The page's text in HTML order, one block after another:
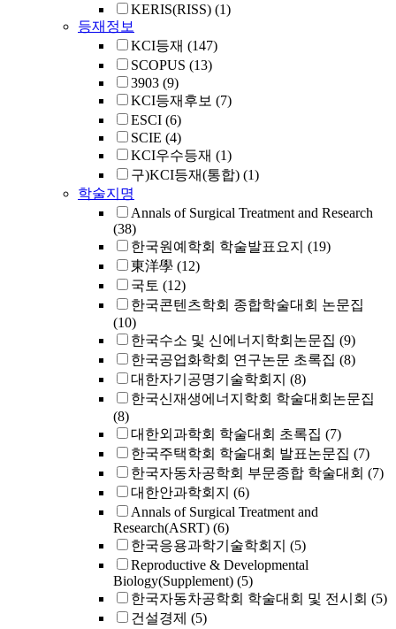
KERIS(RISS) (1)
등재정보
KCI등재 (147)
SCOPUS (13)
3903 (9)
KCI등재후보 (7)
ESCI (6)
SCIE (4)
KCI우수등재 (1)
구)KCI등재(통합) (1)
학술지명
Annals of Surgical Treatment and Research
(38)
한국원예학회 학술발표요지 (19)
東洋學 (12)
국토 (12)
한국콘텐츠학회 종합학술대회 논문집
(10)
한국수소 및 신에너지학회논문집 (9)
한국공업화학회 연구논문 초록집 (8)
대한자기공명기술학회지 (8)
한국신재생에너지학회 학술대회논문집
(8)
대한외과학회 학술대회 초록집 (7)
한국주택학회 학술대회 발표논문집 (7)
한국자동차공학회 부문종합 학술대회 (7)
대한안과학회지 (6)
Annals of Surgical Treatment and
Research(ASRT) (6)
한국응용과학기술학회지 (5)
Reproductive & Developmental
Biology(Supplement) (5)
한국자동차공학회 학술대회 및 전시회 (5)
건설경제 (5)